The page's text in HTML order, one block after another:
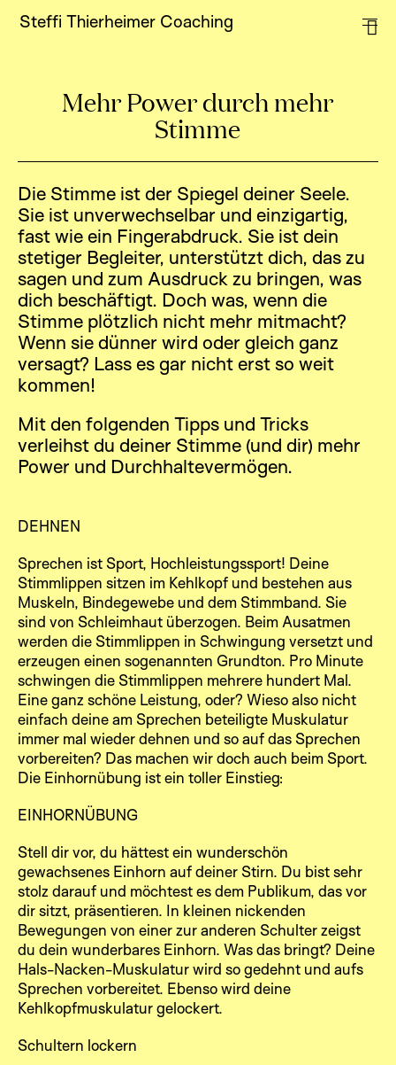
Home
Coaching
Über Mich
Standorte
FAQ
Partner & Friends
Kundenstimmen
Kontakt
Impressum
Blog
Follow
Steffi Thierheimer Coaching
Mehr Power durch mehr
Stimme
Die Stimme ist der Spiegel deiner Seele.
Sie ist unverwechselbar und einzigartig,
fast wie ein Fingerabdruck. Sie ist dein
stetiger Begleiter, unterstützt dich, das zu
sagen und zum Ausdruck zu bringen, was
dich beschäftigt. Doch was, wenn die
Stimme plötzlich nicht mehr mitmacht?
Wenn sie dünner wird oder gleich ganz
versagt? Lass es gar nicht erst so weit
kommen!
Mit den folgenden Tipps und Tricks
verleihst du deiner Stimme (und dir) mehr
Power und Durchhaltevermögen.
DEHNEN
Sprechen ist Sport, Hochleistungssport! Deine
Stimmlippen sitzen im Kehlkopf und bestehen aus
Muskeln, Bindegewebe und dem Stimmband. Sie
sind von Schleimhaut überzogen. Beim Ausatmen
werden die Stimmlippen in Schwingung versetzt und
erzeugen einen sogenannten Grundton. Pro Minute
schwingen die Stimmlippen mehrere hundert Mal.
Eine ganz schöne Leistung, oder? Wieso also nicht
einfach deine am Sprechen beteiligte Muskulatur
immer mal wieder dehnen und so auf das Sprechen
vorbereiten? Das machen wir doch auch beim Sport.
Die Einhornübung ist ein toller Einstieg:
EINHORNÜBUNG
Stell dir vor, du hättest ein wunderschön
gewachsenes Einhorn auf deiner Stirn. Du bist sehr
stolz darauf und möchtest es dem Publikum, das vor
dir sitzt, präsentieren. In kleinen nickenden
Bewegungen von einer zur anderen Schulter zeigst
du dein wunderbares Einhorn. Was das bringt? Deine
Hals-Nacken-Muskulatur wird so gedehnt und aufs
Sprechen vorbereitet. Ebenso wird deine
Kehlkopfmuskulatur gelockert.
Schultern lockern